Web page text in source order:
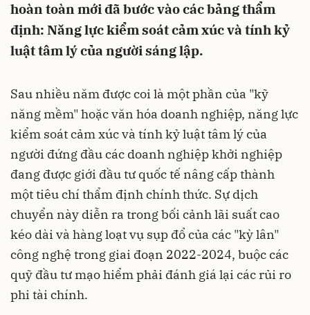
hoàn toàn mới đã bước vào các bảng thẩm
định: Năng lực kiểm soát cảm xúc và tính kỷ
luật tâm lý của người sáng lập.
Sau nhiều năm được coi là một phần của "kỹ
năng mềm" hoặc văn hóa doanh nghiệp, năng lực
kiểm soát cảm xúc và tính kỷ luật tâm lý của
người đứng đầu các doanh nghiệp khởi nghiệp
đang được giới đầu tư quốc tế nâng cấp thành
một tiêu chí thẩm định chính thức. Sự dịch
chuyển này diễn ra trong bối cảnh lãi suất cao
kéo dài và hàng loạt vụ sụp đổ của các "kỳ lân"
công nghệ trong giai đoạn 2022-2024, buộc các
quỹ đầu tư mạo hiểm phải đánh giá lại các rủi ro
phi tài chính.